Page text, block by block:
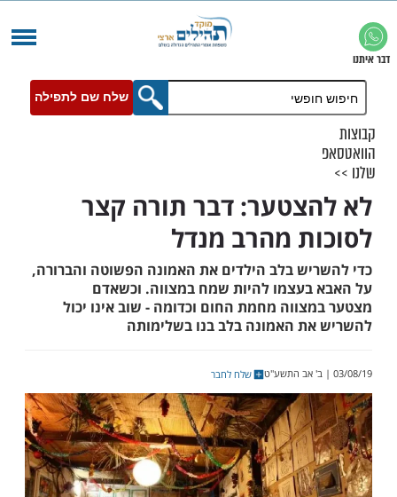
שלח שם לתפילה
דבר תורה קצר
מהרב מנדל
בלב הילדים את האמונה הפשוטה והברורה,
מחמת החום וכדומה - שוב אינו יכול
האמונה בלב בנו בשלימותה
שלח לחבר